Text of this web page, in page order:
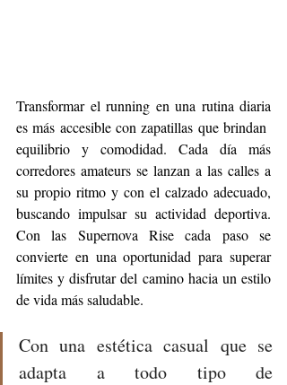
Transformar el running en una rutina diaria
es más accesible con zapatillas que brindan
equilibrio y comodidad. Cada día más
corredores amateurs se lanzan a las calles a
su propio ritmo y con el calzado adecuado,
buscando impulsar su actividad deportiva.
Con las Supernova Rise cada paso se
convierte en una oportunidad para superar
límites y disfrutar del camino hacia un estilo
de vida más saludable.
Con una estética casual que se
adapta a todo tipo de